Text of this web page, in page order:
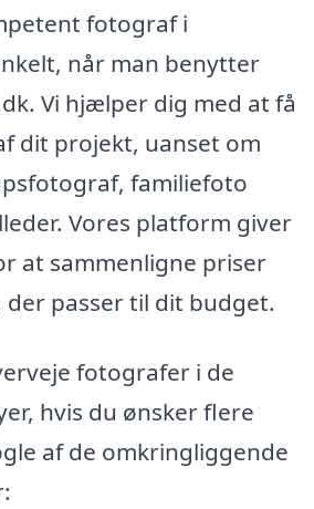
fotograf i
når man benytter
Vi hjælper dig med at få
dit projekt, uanset om
familiefoto
Vores platform giver
at sammenligne priser
passer til dit budget.
fotografer i de
hvis du ønsker flere
af de omkringliggende